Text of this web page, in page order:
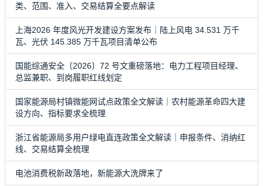
类、范围、准入、交易结算全要点解读
上海2026 年度风光开发建设方案发布｜陆上风电 34.531 万千
瓦、光伏 145.385 万千瓦项目清单公布
国能综通安全〔2026〕72 号文重磅落地：电力工程项目经理、
总监兼职、到岗履职红线划定
国家能源局村镇微能网试点政策全文解读｜农村能源革命四大建
设方向、指标要求全梳理
浙江省能源局多用户绿电直连政策全文解读｜申报条件、消纳红
线、交易结算全梳理
电池消费税新政落地，新能源大洗牌来了